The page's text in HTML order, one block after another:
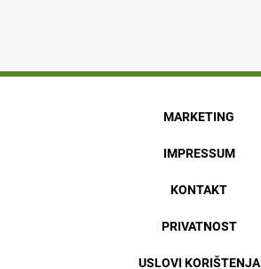
MARKETING
IMPRESSUM
KONTAKT
PRIVATNOST
USLOVI KORIŠTENJA